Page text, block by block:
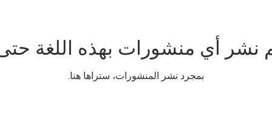
نشر أي منشورات بهذه اللغة
بمجرد نشر المنشورات، ستراها هنا.